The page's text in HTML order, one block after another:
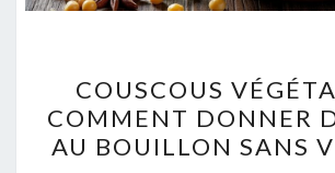
:
COUSCOUS
COMMENT DONNER
AU BOUILLON SANS